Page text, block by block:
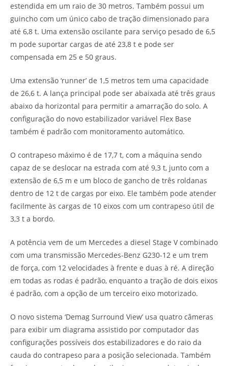
estendida em um raio de 30 metros. Também possui um
guincho com um único cabo de tração dimensionado para
até 6,8 t. Uma extensão oscilante para serviço pesado de 6,5
m pode suportar cargas de até 23,8 t e pode ser
compensada em 25 e 50 graus.
Uma extensão ‘runner’ de 1,5 metros tem uma capacidade
de 26,6 t. A lança principal pode ser abaixada até três graus
abaixo da horizontal para permitir a amarração do solo. A
configuração do novo estabilizador variável Flex Base
também é padrão com monitoramento automático.
O contrapeso máximo é de 17,7 t, com a máquina sendo
capaz de se deslocar na estrada com até 9,3 t, junto com a
extensão de 6,5 m e um bloco de gancho de três roldanas
dentro de 12 t de cargas por eixo. Ele também pode atender
facilmente às cargas de 10 eixos com um contrapeso útil de
3,3 t a bordo.
A potência vem de um Mercedes a diesel Stage V combinado
com uma transmissão Mercedes-Benz G230-12 e um trem
de força, com 12 velocidades à frente e duas à ré. A direção
em todas as rodas é padrão, enquanto a tração de dois eixos
é padrão, com a opção de um terceiro eixo motorizado.
O novo sistema ‘Demag Surround View’ usa quatro câmeras
para exibir um diagrama assistido por computador das
configurações possíveis dos estabilizadores e do raio da
cauda do contrapeso para a posição selecionada. Também